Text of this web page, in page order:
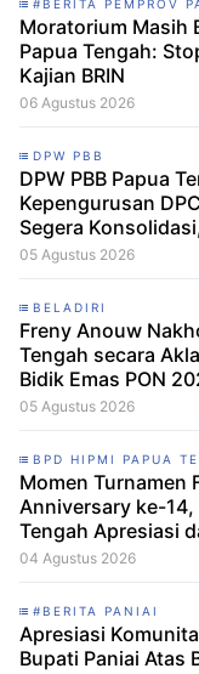
#BERITA PEMPROV
Moratorium Masih
Papua Tengah:
Kajian BRIN
06 Agustus 2026
DPW PBB
DPW PBB Papua
Kepengurusan
Segera
Langkah Verifikasi,
05 Agustus 2026
BELADIRI
Freny Anouw
Tengah secara
Bidik Emas PON
05 Agustus 2026
BPD HIPMI PAPUA
Momen Turnamen
Anniversary ke-14,
Tengah Apresiasi
Skuad Baru
04 Agustus 2026
#BERITA PANIAI
Apresiasi
Bupati Paniai Atas